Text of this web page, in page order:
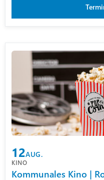
12AUG.
KINO
Kommunales Kino |